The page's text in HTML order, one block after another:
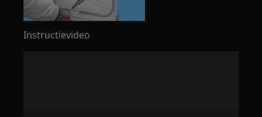
Instructievideo